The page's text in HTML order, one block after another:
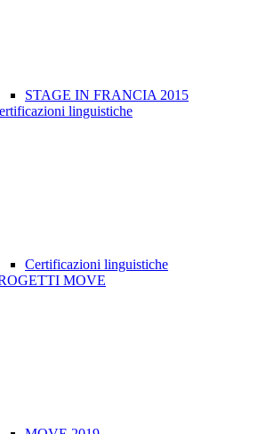
STAGE IN FRANCIA 2015
linguistiche
Certificazioni linguistiche
MOVE